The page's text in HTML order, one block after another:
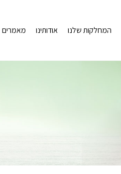
המחלקות שלנו אודותינו מאמרים